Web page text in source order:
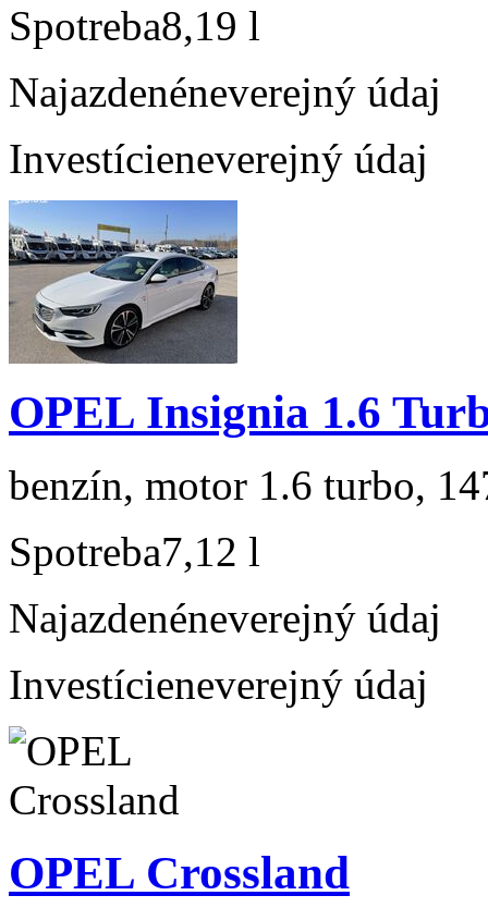
Spotreba8,19 l
Najazdenéneverejný údaj
Investícieneverejný údaj
OPEL Insignia 1.6
benzín, motor 1.6 turbo,
Spotreba7,12 l
Najazdenéneverejný údaj
Investícieneverejný údaj
OPEL Crossland